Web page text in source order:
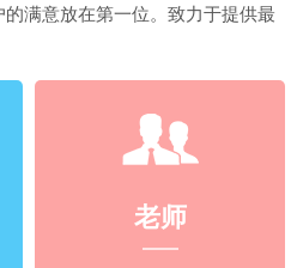
满意放在第一位。致力于提供最
老师